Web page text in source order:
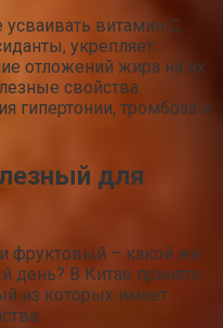
витамин С,
укрепляет
отложений жира на их
свойства
гипертонии, тромбоза и
для
фруктовый – какой же
день? В Китае принято
из которых имеет